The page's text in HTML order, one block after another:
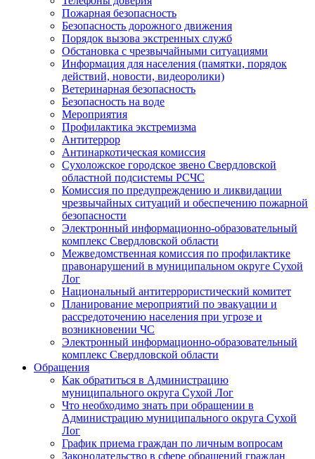
Пожарная безопасность
Безопасность дорожного движения
Порядок вызова экстренных служб
Обстановка с чрезвычайными ситуациями
Информация для населения (памятки, порядок
действий, новости, видеоролики)
Ветеринарная безопасность
Безопасность на воде
Мероприятия
Профилактика экстремизма
Антитеррор
Антинаркотическая комиссия
Сухоложское городское звено Свердловской
областной подсистемы РСЧС
Комиссия по предупреждению и ликвидации
чрезвычайных ситуаций и обеспечению пожарной
безопасности
Электронный информационно-образовательный
комплекс Cвердловской области
Межведомственная комиссия по профилактике
правонарушений в муниципальном округе Сухой
Лог
Национальный антитеррористический комитет
Планирование мероприятий по эвакуации и
рассредоточению населения при угрозе и
возникновении ЧС
Электронный информационно-образовательный
комплекс Свердловской области
Обращения
Как обратиться в Администрацию
муниципального округа Сухой Лог
Что необходимо знать при обращении в
Администрацию муниципального округа Сухой
Лог
График приема граждан по личным вопросам
Законодательство в сфере обращений граждан